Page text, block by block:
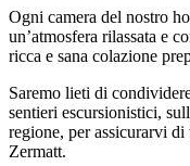
Ogni camera del nostro
un’atmosfera rilassata e
ricca e sana colazione
Saremo lieti di
sentieri escursionistici,
regione, per assicurarvi
Zermatt.